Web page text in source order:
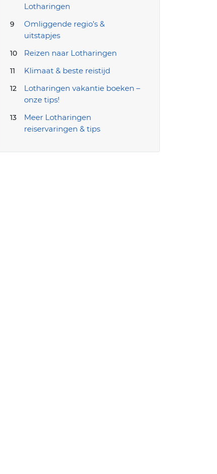
Lotharingen
Omliggende regio’s &
uitstapjes
Reizen naar Lotharingen
Klimaat & beste reistijd
Lotharingen vakantie boeken –
onze tips!
Meer Lotharingen
reiservaringen & tips